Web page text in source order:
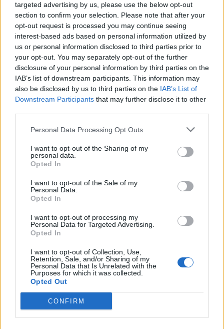
targeted advertising by us, please use the below opt-out
section to confirm your selection. Please note that after your
opt-out request is processed you may continue seeing
interest-based ads based on personal information utilized by
us or personal information disclosed to third parties prior to
your opt-out. You may separately opt-out of the further
disclosure of your personal information by third parties on the
IAB’s list of downstream participants. This information may
also be disclosed by us to third parties on the IAB’s List of
Downstream Participants that may further disclose it to other
Personal Data Processing Opt Outs
I want to opt-out of the Sharing of my
personal data.
Opted In
I want to opt-out of the Sale of my
Personal Data.
Opted In
I want to opt-out of processing my
Personal Data for Targeted Advertising.
Opted In
I want to opt-out of Collection, Use,
Retention, Sale, and/or Sharing of my
Personal Data that Is Unrelated with the
Purposes for which it was collected.
Opted Out
CONFIRM
¿alguno de vosotros tenéis experiencia con esta compañia y/o
este medio de transmisión ???
sl2. :ranting2:
Editado9 de Diciembre del 2009por Tineo
Responder